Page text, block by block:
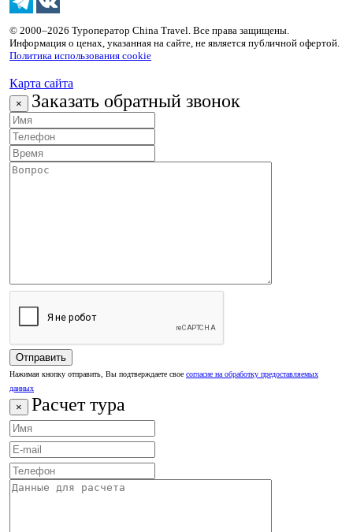
© 2000–2026 Туроператор China Travel. Все права защищены.
Информация о ценах, указанная на сайте, не является публичной офертой.
Политика использования cookie
Карта сайта
× Заказать обратный звонок
Нажимая кнопку отправить, Вы подтверждаете свое согласие на обработку предоставляемых
данных
× Расчет тура